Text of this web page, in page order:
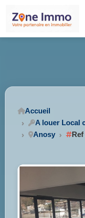
Accueil
A louer Local
Anosy